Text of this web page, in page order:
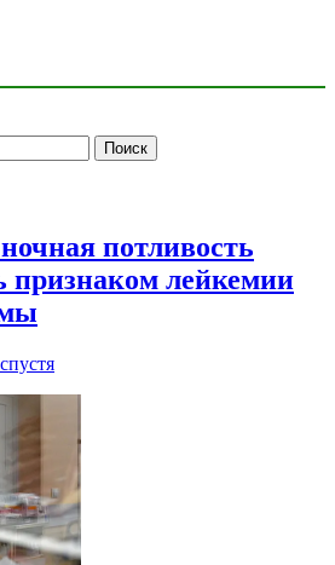
потливость
признаком лейкемии